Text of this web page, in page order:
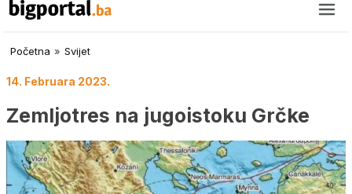
Početna » Svijet
14. Februara 2023.
Zemljotres na jugoistoku Grčke